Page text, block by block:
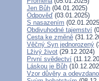
Jen Bůh (04.01.2025)
Odpověď (03.01.2025)
S nasazením
Obdivuhodné tajemství
Cesta ke změně
Věčný Syn jednorozený
Lživý život (29.12.2024)
První svědectví
Láskou je Bůh
Vzor důvěry a